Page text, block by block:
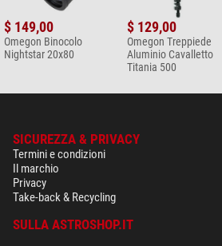
$ 149,00
Omegon Binocolo
Nightstar 20x80
$ 129,00
Omegon Treppiede
Aluminio Cavalletto
Titania 500
SICUREZZA & PRIVACY
Termini e condizioni
Il marchio
Privacy
Take-back & Recycling
SULLA ASTROSHOP.IT